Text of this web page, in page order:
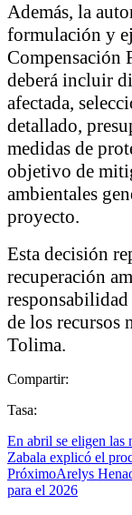
Además, la
formulación y
Compensación
deberá incluir
afectada,
detallado,
medidas de
objetivo de
ambientales
proyecto.
Esta decisión
recuperación
de los recursos
Tolima.
Compartir:
Tasa:
En abril se eligen las
Zabala explicó el
PróximoArelys
para el 2026